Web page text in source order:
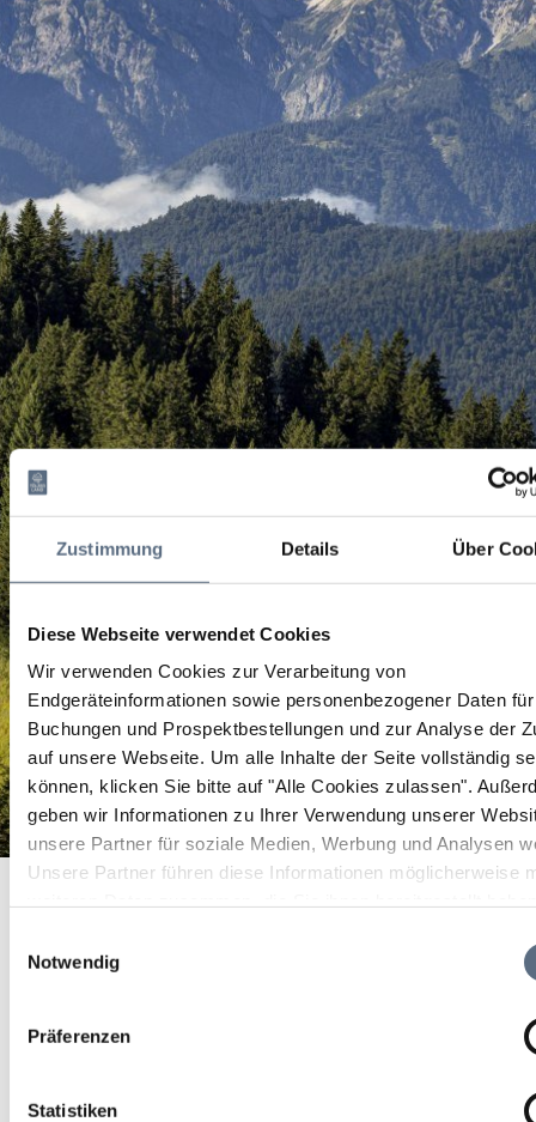
Zustimmung Details Über
Diese Webseite verwendet Cookies
Wir verwenden Cookies zur Verarbeitung von
Endgeräteinformationen sowie personenbezogener Daten
Buchungen und Prospektbestellungen und zur Analyse der
auf unsere Webseite. Um alle Inhalte der Seite vollständig
können, klicken Sie bitte auf "Alle Cookies zulassen".
geben wir Informationen zu Ihrer Verwendung unserer
unsere Partner für soziale Medien, Werbung und Analysen
Unsere Partner führen diese Informationen möglicherweise
Notwendig
Präferenzen
Statistiken
Neugestaltetes Stadtzentrum
Startseite Neugestaltetes Stadtzentrum
Stadtzentrum
Neugestaltetes Stadtzentrum: Karl-Lederer-Pl.1
Aufenthaltsqualität. Vielfältige